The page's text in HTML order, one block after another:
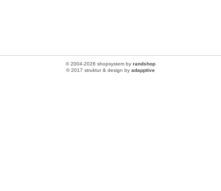
© 2004-2026 shopsystem by randshop
© 2017 struktur & design by adapptive